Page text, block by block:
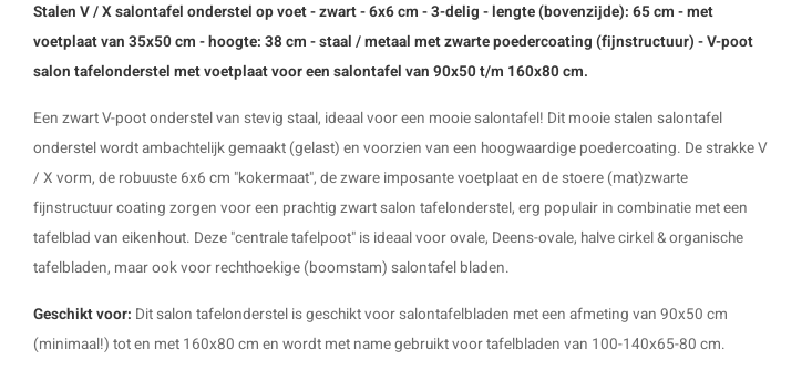
Stalen V / X salontafel onderstel op voet - zwart - 6x6 cm - 3-delig - lengte (bovenzijde): 65 cm - met
voetplaat van 35x50 cm - hoogte: 38 cm -staal / metaal met zwarte poedercoating (fijnstructuur) -V-poot
salon tafelonderstel met voetplaat voor een salontafel van 90x50 t/m 160x80 cm.
Een zwartV-poot onderstelvan stevig staal, ideaal voor een mooie salontafel! Dit mooiestalen salontafel
onderstelwordt ambachtelijk gemaakt (gelast) en voorzien van een hoogwaardige poedercoating. De strakke V
/ X vorm, de robuuste 6x6 cm "kokermaat", de zware imposante voetplaat en de stoere (mat)zwarte
fijnstructuur coating zorgen voor een prachtig zwart salon tafelonderstel, erg populair in combinatie met een
tafelblad van eikenhout. Deze "centrale tafelpoot" is ideaal voor ovale, Deens-ovale, halve cirkel & organische
tafelbladen, maar ook voor rechthoekige (boomstam) salontafel bladen.
Geschikt voor: Ditsalon tafelonderstel is geschikt voor salontafelbladen met een afmeting van 90x50 cm
(minimaal!) tot en met 160x80 cm en wordt met name gebruikt voor tafelbladen van 100-140x65-80 cm.